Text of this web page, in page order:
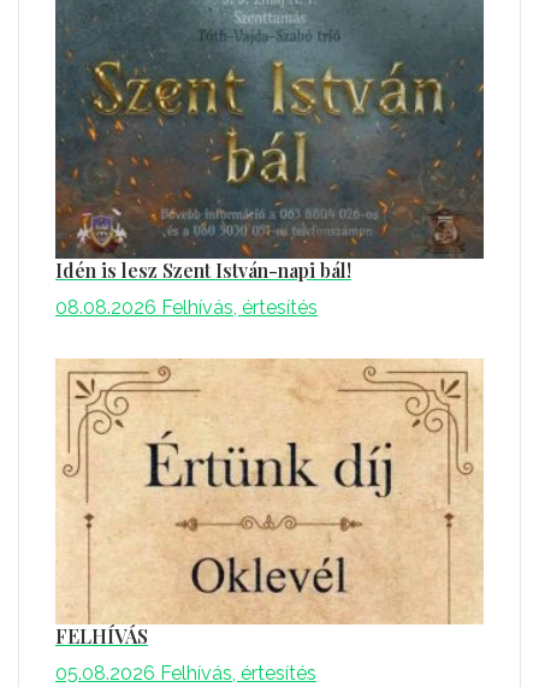
Idén is lesz Szent István-napi bál!
08.08.2026 Felhívás, értesítés
FELHÍVÁS
05.08.2026 Felhívás, értesítés